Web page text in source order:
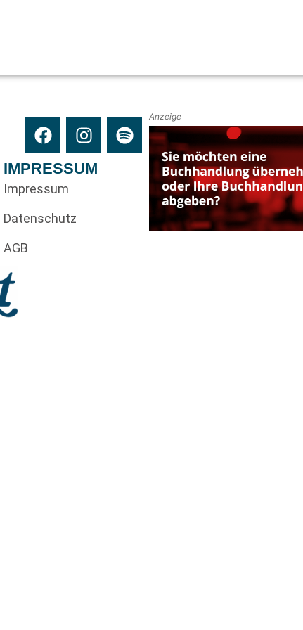
IMPRESSUM
Impressum
Datenschutz
AGB
Anzeige